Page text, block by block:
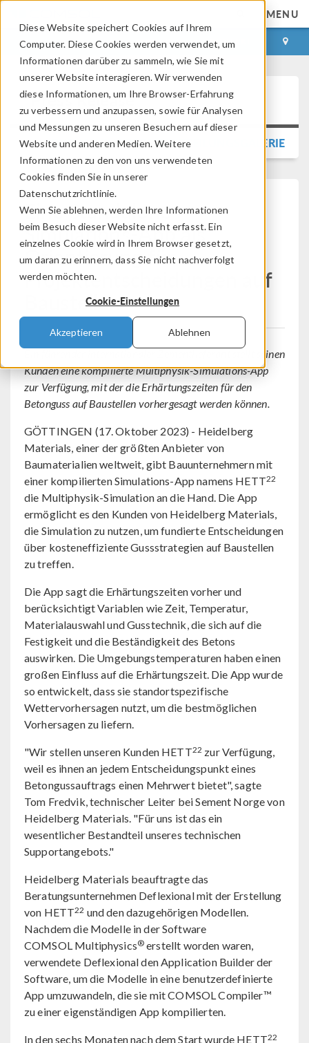
Diese Website speichert Cookies auf Ihrem
Computer. Diese Cookies werden verwendet, um
Informationen darüber zu sammeln, wie Sie mit
unserer Website interagieren. Wir verwenden
diese Informationen, um Ihre Browser-Erfahrung
zu verbessern und anzupassen, sowie für Analysen
und Messungen zu unseren Besuchern auf dieser
Website und anderen Medien. Weitere
Informationen zu den von uns verwendeten
Cookies finden Sie in unserer
Datenschutzrichtlinie.
Wenn Sie ablehnen, werden Ihre Informationen
beim Besuch dieser Website nicht erfasst. Ein
einzelnes Cookie wird in Ihrem Browser gesetzt,
um daran zu erinnern, dass Sie nicht nachverfolgt
werden möchten.
Cookie-Einstellungen
Akzeptieren Ablehnen
MENU
ANMELDEN KONTAKT
Press Release
ZURÜCK ZUR PRESSEMITTEILUNGSGALERIE
Eine Standalone-
Simulations-App als
Orientierung für
Projektentscheidungen auf
Baustellen
Ein führender internationaler Zementlieferant stellt seinen
Kunden eine kompilierte Multiphysik-Simulations-App
zur Verfügung, mit der die Erhärtungszeiten für den
Betonguss auf Baustellen vorhergesagt werden können.
GÖTTINGEN (17. Oktober 2023) - Heidelberg
Materials, einer der größten Anbieter von
Baumaterialien weltweit, gibt Bauunternehmern mit
einer kompilierten Simulations-App namens HETT22
die Multiphysik-Simulation an die Hand. Die App
ermöglicht es den Kunden von Heidelberg Materials,
die Simulation zu nutzen, um fundierte Entscheidungen
über kosteneffiziente Gussstrategien auf Baustellen
zu treffen.
Die App sagt die Erhärtungszeiten vorher und
berücksichtigt Variablen wie Zeit, Temperatur,
Materialauswahl und Gusstechnik, die sich auf die
Festigkeit und die Beständigkeit des Betons
auswirken. Die Umgebungstemperaturen haben einen
großen Einfluss auf die Erhärtungszeit. Die App wurde
so entwickelt, dass sie standortspezifische
Wettervorhersagen nutzt, um die bestmöglichen
Vorhersagen zu liefern.
"Wir stellen unseren Kunden HETT22 zur Verfügung,
weil es ihnen an jedem Entscheidungspunkt eines
Betongussauftrags einen Mehrwert bietet", sagte
Tom Fredvik, technischer Leiter bei Sement Norge von
Heidelberg Materials. "Für uns ist das ein
wesentlicher Bestandteil unseres technischen
Supportangebots."
Heidelberg Materials beauftragte das
Beratungsunternehmen Deflexional mit der Erstellung
von HETT22 und den dazugehörigen Modellen.
Nachdem die Modelle in der Software
COMSOL Multiphysics® erstellt worden waren,
verwendete Deflexional den Application Builder der
Software, um die Modelle in eine benutzerdefinierte
App umzuwandeln, die sie mit COMSOL Compiler™
zu einer eigenständigen App kompilierten.
In den sechs Monaten nach dem Start wurde HETT22